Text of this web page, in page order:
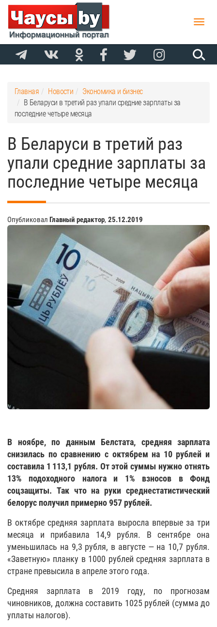
Toggle
Главная Новости
Экономика и бизнес
В Беларуси в третий раз упали средние зарплаты за
последние четыре месяца
В Беларуси в третий раз
упали средние зарплаты за
последние четыре месяца
Опубликовал Главный редактор, 25.12.2019
В ноябре, по данным Белстата, средняя зарплата
снизилась по сравнению с октябрем на 10 рублей и
составила 1 113,1 рубля. От этой суммы нужно отнять
13% подоходного налога и 1% взносов в Фонд
соцзащиты. Так что на руки среднестатистический
белорус получил примерно 957 рублей.
В октябре средняя зарплата выросла впервые за три
месяца и прибавила 14,9 рубля. В сентябре она
уменьшилась на 9,3 рубля, в августе — на 10,7 рубля.
«Заветную» планку в 1000 рублей средняя зарплата в
стране превысила в апреле этого года.
Средняя зарплата в 2019 году, по прогнозам
чиновников, должна составить 1025 рублей (сумма до
уплаты налогов).